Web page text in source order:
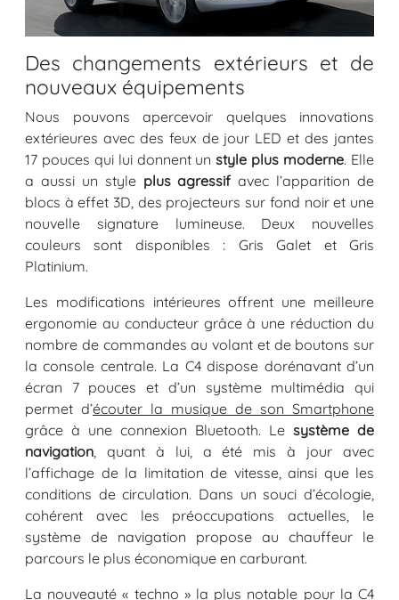
Des changements extérieurs et de
nouveaux équipements
Nous pouvons apercevoir quelques innovations
extérieures avec des feux de jour LED et des jantes
17 pouces qui lui donnent unstyle plus moderne. Elle
a aussi un style plus agressifavec l’apparition de
blocs à effet 3D, des projecteurs sur fond noir et une
nouvelle signature lumineuse. Deux nouvelles
couleurs sont disponibles : Gris Galet et Gris
Platinium.
Les modifications intérieures offrent une meilleure
ergonomie au conducteur grâce à une réduction du
nombre de commandes au volant et de boutons sur
la console centrale. La C4 dispose dorénavant d’un
écran 7 pouces et d’un système multimédia qui
permet d’écouter la musique de son Smartphone
grâce à une connexion Bluetooth. Le système de
navigation, quant à lui, a été mis à jour avec
l’affichage de la limitation de vitesse, ainsi que les
conditions de circulation. Dans un souci d’écologie,
cohérent avec les préoccupations actuelles, le
système de navigation propose au chauffeur le
parcours le plus économique en carburant.
La nouveauté « techno » la plus notable pour la C4